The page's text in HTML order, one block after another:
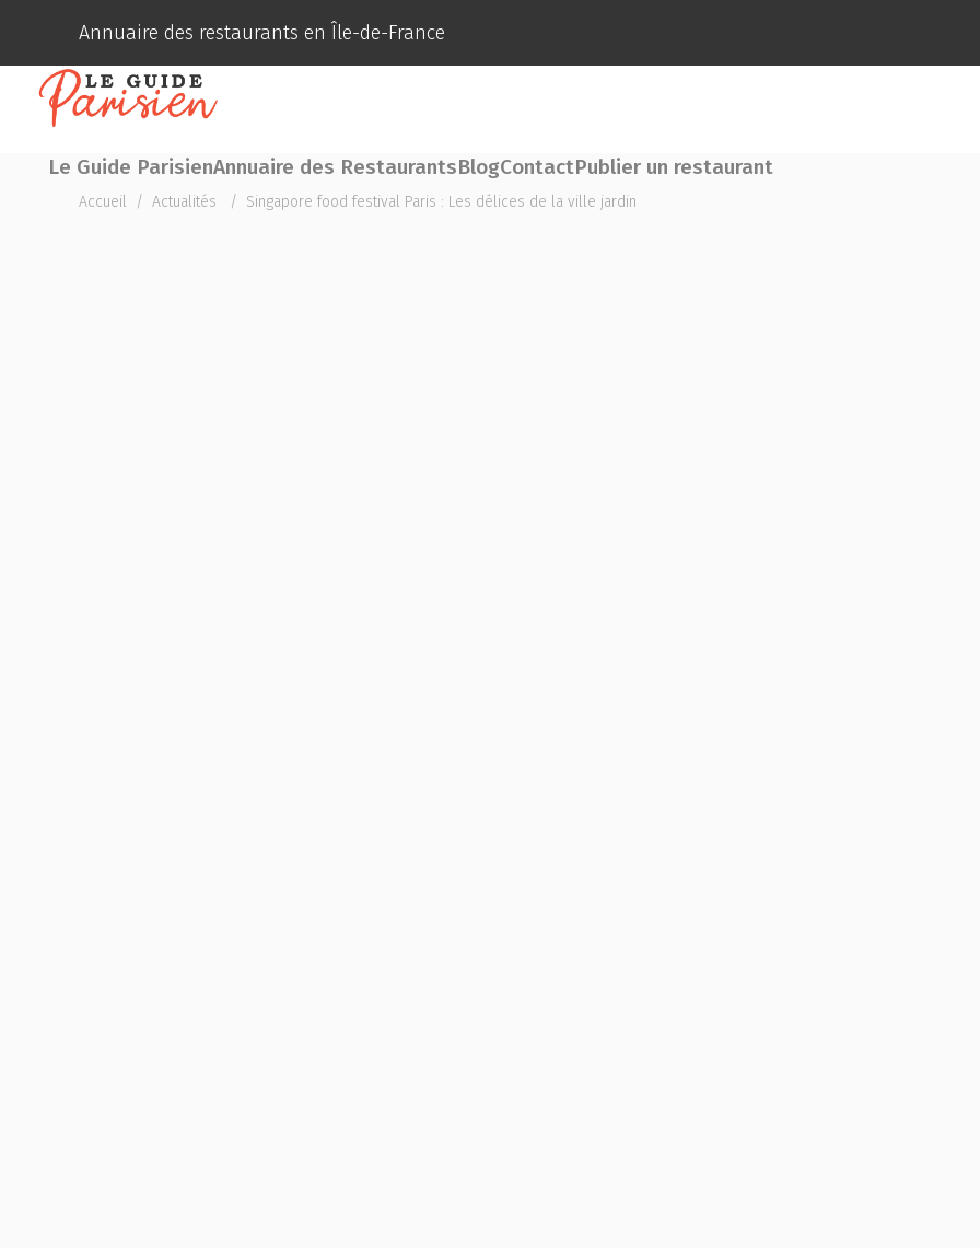
Annuaire des restaurants en Île-de-France
Le Guide ParisienAnnuaire des RestaurantsBlogContactPublier un restaurant
Accueil / Actualités / Singapore food festival Paris : Les délices de la ville jardin